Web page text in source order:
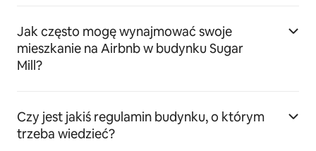
Jak często mogę wynajmować swoje
mieszkanie na Airbnb w budynku Sugar
Mill?
Czy jest jakiś regulamin budynku, o którym
trzeba wiedzieć?